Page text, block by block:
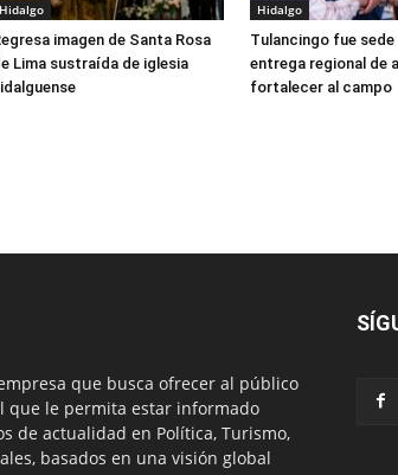
Hidalgo
imagen de Santa Rosa
Lima sustraída de iglesia
Hidalgo
Tulancingo fue sede
entrega regional de
fortalecer al campo
que busca ofrecer al público
que le permita estar informado
de actualidad en Política, Turismo,
basados en una visión global